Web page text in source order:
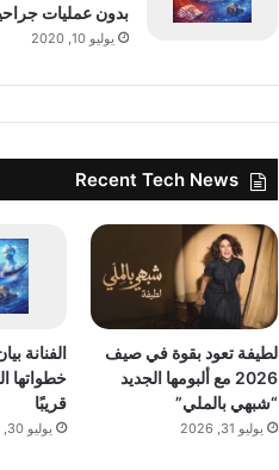
بدون عمليات
يوليو 10, 2020
Recent Tech News
لطيفة تعود بقوة في صيف
2026 مع ألبومها الجديد
“شبهي بالملي”
يوليو 31, 2026
الفنانة
خطواتها
قريبًا
يوليو 30, 2026